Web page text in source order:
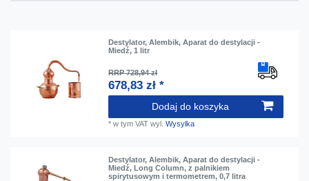
Destylator, Alembik, Aparat do destylacji -
Miedź, 1 litr
RRP 728,94 zł
678,83 zł *
Dodaj do koszyka
*w tym VAT wyl.Wysylka
Destylator, Alembik, Aparat do destylacji -
Miedź, Long Column, z palnikiem
spirytusowym i termometrem, 0,7 litra